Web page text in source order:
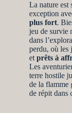
La nature est
exception
plus fort.
jeu de survie
dans
perdu, où les
et prêts à
Les
terre hostile
de la flamme
de répit dans